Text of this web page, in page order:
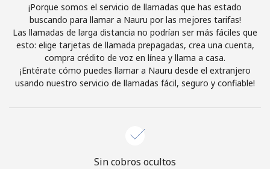
Únete
¡Hola!
¡Porque somos el servicio de llamadas que has estado
buscando para llamar a Nauru por las mejores tarifas!
Las llamadas de larga distancia no podrían ser más fáciles que
esto: elige tarjetas de llamada prepagadas, crea una cuenta,
compra crédito de voz en línea y llama a casa.
¡Entérate cómo puedes llamar a Nauru desde el extranjero
usando nuestro servicio de llamadas fácil, seguro y confiable!
Sin cobros ocultos